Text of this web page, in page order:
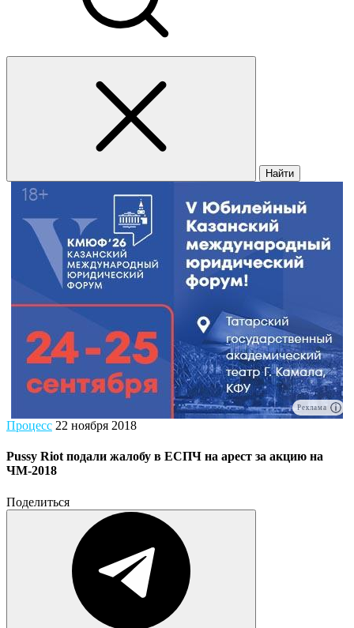
Найти
Реклама
Процесс 22 ноября 2018
Pussy Riot подали жалобу в ЕСПЧ на арест за акцию на
ЧМ-2018
Поделиться